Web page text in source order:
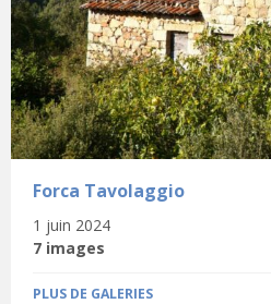
Forca Tavolaggio
1 juin 2024
7 images
PLUS DE GALERIES